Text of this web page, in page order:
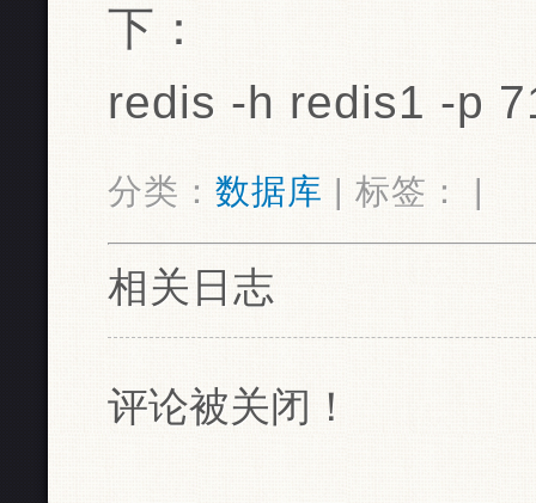
下：
redis -h redis1 -p
分类： 数据库 | 标签： |
相关日志
评论被关闭！